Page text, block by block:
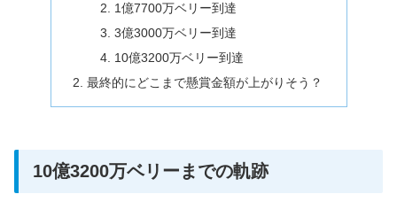
1億7700万ベリー到達
3億3000万ベリー到達
10億3200万ベリー到達
最終的にどこまで懸賞金額が上がりそう？
10億3200万ベリーまでの軌跡